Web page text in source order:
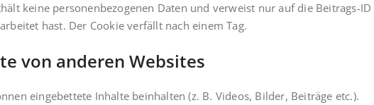
keine personenbezogenen Daten und verweist nur auf die Beitrags-ID
hast. Der Cookie verfällt nach einem Tag.
von anderen Websites
eingebettete Inhalte beinhalten (z. B. Videos, Bilder, Beiträge etc.).